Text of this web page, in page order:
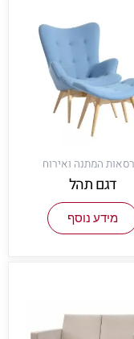
המתנה ואירוח
דגם תהל
מידע נוסף